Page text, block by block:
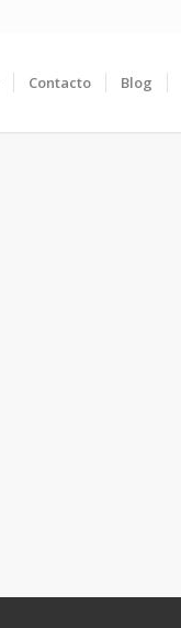
Contacto Blog